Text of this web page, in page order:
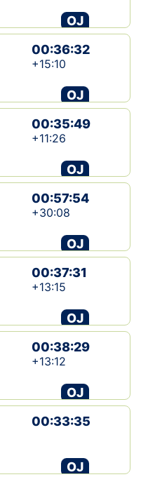
OJ
00:36:32
+15:10
OJ
00:35:49
+11:26
OJ
00:57:54
+30:08
OJ
00:37:31
+13:15
OJ
00:38:29
+13:12
OJ
00:33:35
OJ